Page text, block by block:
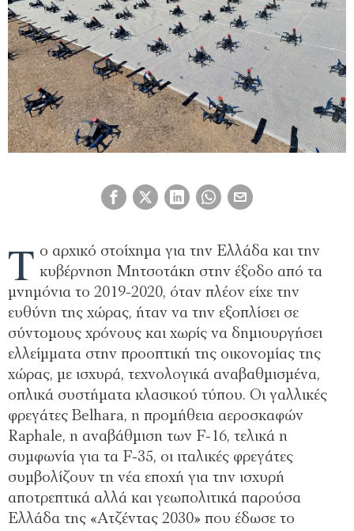
Τ ο αρχικό στοίχημα για την Ελλάδα και την
κυβέρνηση Μητσοτάκη στην έξοδο από τα
μνημόνια το 2019-2020, όταν πλέον είχε την
ευθύνη της χώρας, ήταν να την εξοπλίσει σε
σύντομους χρόνους και χωρίς να δημιουργήσει
ελλείμματα στην προοπτική της οικονομίας της
χώρας, με ισχυρά, τεχνολογικά αναβαθμισμένα,
οπλικά συστήματα κλασικού τύπου. Οι γαλλικές
φρεγάτες Belhara, η προμήθεια αεροσκαφών
Raphale, η αναβάθμιση των F-16, τελικά η
συμφωνία για τα F-35, οι ιταλικές φρεγάτες
συμβολίζουν τη νέα εποχή για την ισχυρή
αποτρεπτικά αλλά και γεωπολιτικά παρούσα
Ελλάδα της «Ατζέντας 2030» που έδωσε το